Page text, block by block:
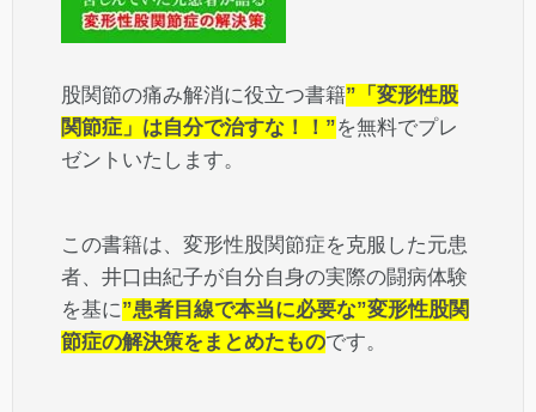
股関節の痛み解消に役立つ書籍”「変形性股
関節症」は自分で治すな！！”を無料でプレ
ゼントいたします。
この書籍は、変形性股関節症を克服した元患
者、井口由紀子が自分自身の実際の闘病体験
を基に”患者目線で本当に必要な”変形性股関
節症の解決策をまとめたものです。